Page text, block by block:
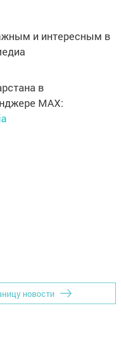
и интересным в
в
MАХ:
новости